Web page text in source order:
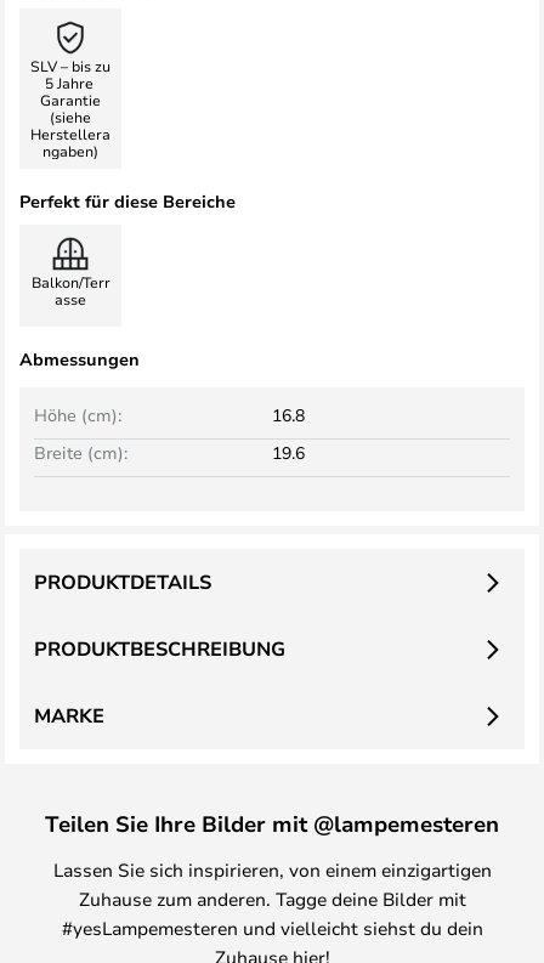
SLV – bis zu
5 Jahre
Garantie
(siehe
Herstellera
ngaben)
Perfekt für diese Bereiche
Balkon/Terr
asse
Abmessungen
Breite (cm): 19.6
Höhe (cm): 16.8
PRODUKTBESCHREIBUNG
PRODUKTDETAILS
MARKE
Teilen Sie Ihre Bilder mit @lampemesteren
Lassen Sie sich inspirieren, von einem einzigartigen
Zuhause zum anderen. Tagge deine Bilder mit
#yesLampemesteren und vielleicht siehst du dein
Zuhause hier!